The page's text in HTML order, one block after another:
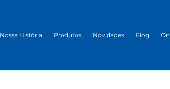
Nossa História Produtos Novidades Blog